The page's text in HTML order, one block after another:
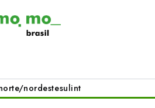
nordestesulint